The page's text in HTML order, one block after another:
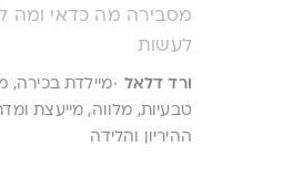
מסבירה מה כדאי ומה
לעשות
ורד דלאל ·מיילדת בכירה,
טבעיות, מלווה, מייעצת
ההיריון והלידה